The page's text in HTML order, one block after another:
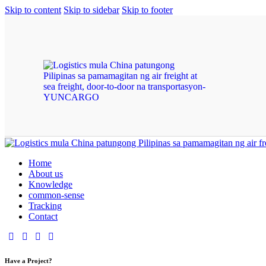
Skip to content Skip to sidebar Skip to footer
Home
About us
Knowledge
common-sense
Tracking
Contact
Have a Project?